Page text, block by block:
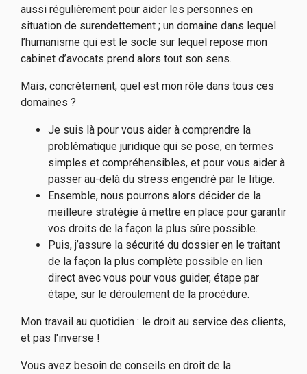
aussi régulièrement pour aider les personnes en
situation de surendettement ; un domaine dans lequel
l’humanisme qui est le socle sur lequel repose mon
cabinet d’avocats prend alors tout son sens.
Mais, concrètement, quel est mon rôle dans tous ces
domaines ?
Je suis là pour vous aider à comprendre la
problématique juridique qui se pose, en termes
simples et compréhensibles, et pour vous aider à
passer au-delà du stress engendré par le litige.
Ensemble, nous pourrons alors décider de la
meilleure stratégie à mettre en place pour garantir
vos droits de la façon la plus sûre possible.
Puis, j’assure la sécurité du dossier en le traitant
de la façon la plus complète possible en lien
direct avec vous pour vous guider, étape par
étape, sur le déroulement de la procédure.
Mon travail au quotidien : le droit au service des clients,
et pas l'inverse !
Vous avez besoin de conseils en droit de la